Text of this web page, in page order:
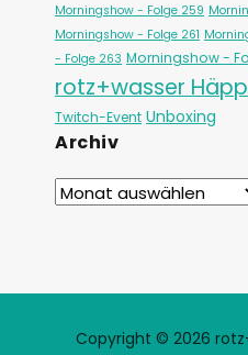
Morningshow - Folge 259
Morningshow - Folge 261
- Folge 263 Morningshow -
rotz+wasser
Twitch-Event Unboxing
Archiv
Copyright © 2026